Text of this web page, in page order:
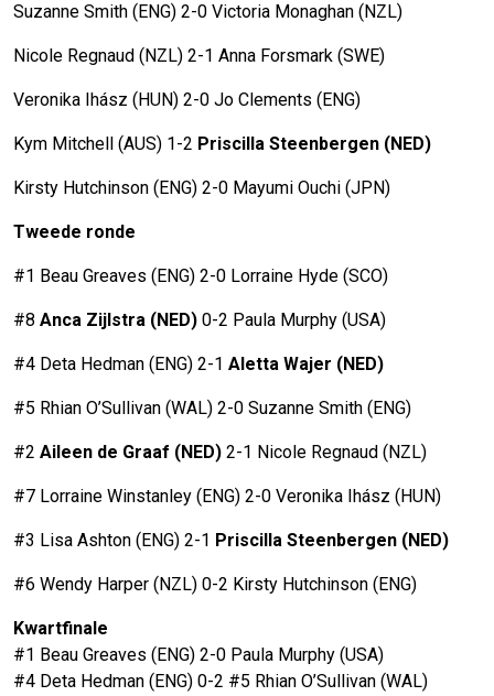
Suzanne Smith (ENG) 2-0 Victoria Monaghan (NZL)
Nicole Regnaud (NZL) 2-1 Anna Forsmark (SWE)
Veronika Ihász (HUN) 2-0 Jo Clements (ENG)
Kym Mitchell (AUS) 1-2 Priscilla Steenbergen (NED)
Kirsty Hutchinson (ENG) 2-0 Mayumi Ouchi (JPN)
Tweede ronde
#1 Beau Greaves (ENG) 2-0 Lorraine Hyde (SCO)
#8 Anca Zijlstra (NED) 0-2 Paula Murphy (USA)
#4 Deta Hedman (ENG) 2-1 Aletta Wajer (NED)
#5 Rhian O’Sullivan (WAL) 2-0 Suzanne Smith (ENG)
#2 Aileen de Graaf (NED) 2-1 Nicole Regnaud (NZL)
#7 Lorraine Winstanley (ENG) 2-0 Veronika Ihász (HUN)
#3 Lisa Ashton (ENG) 2-1 Priscilla Steenbergen (NED)
#6 Wendy Harper (NZL) 0-2 Kirsty Hutchinson (ENG)
Kwartfinale
#1 Beau Greaves (ENG) 2-0 Paula Murphy (USA)
#4 Deta Hedman (ENG) 0-2 #5 Rhian O’Sullivan (WAL)